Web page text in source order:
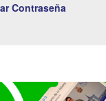
Contraseña